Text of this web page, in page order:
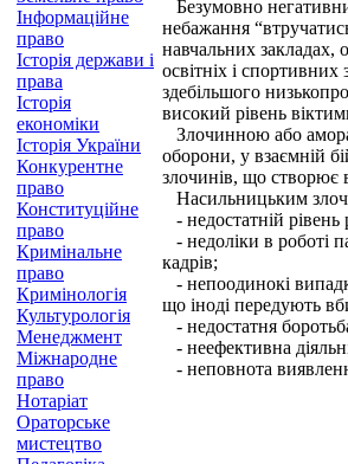
Інформаційне
право
Історія держави і
права
Історія
економіки
Історія України
Конкурентне
право
Конституційне
право
Кримінальне
право
Кримінологія
Культурологія
Менеджмент
Міжнародне
право
Нотаріат
Ораторське
мистецтво
Безумовно
небажання
навчальних закладах,
освітніх і
здебільшого
високий рівень
Злочинною або
оборони, у взаємній
злочинів, що створює
Насильницьким
- недостатній рівень
- недоліки в роботі
кадрів;
- непоодинокі
що іноді передують
- недостатня
- неефективна
- неповнота